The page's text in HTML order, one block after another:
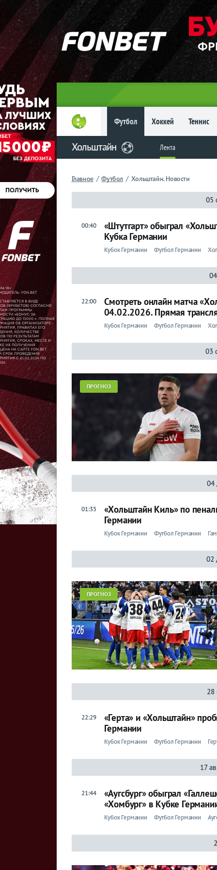
Футбол Хоккей Теннис
Хольштайн Лента
Главное / Футбол / Хольштайн. Новости
05
00:40
«Штутгарт» обыграл
Кубка Германии
Кубок Германии Футбол Германии
22:00
Смотреть онлайн матча
04.02.2026. Прямая
Кубок Германии Футбол Германии
03
ПРОГНОЗ
04
01:35
«Хольштайн Киль» по
Германии
Кубок Германии Футбол Германии
02
ПРОГНОЗ
28
22:29
«Герта» и «Хольштайн»
Германии
Кубок Германии Футбол Германии
17
21:44
«Аугсбург» обыграл
«Хомбург» в Кубке
Кубок Германии Футбол Германии
Главное
Фрибет
до 15
000 ₽
Новым
игрокам, без
условий
Футбол
Хольштайн
Лента
Прогнозы
на спорт
Букмекеры
Хоккей
Теннис
Бои
Прочие
Игры